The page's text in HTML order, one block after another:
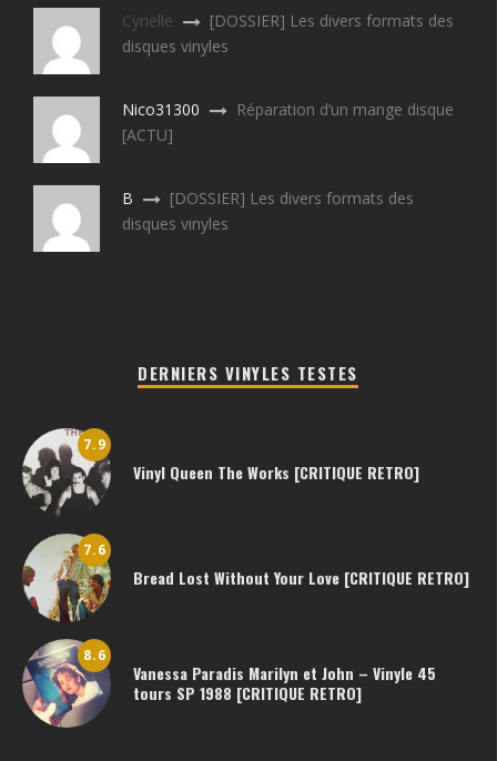
Cyrielle
[DOSSIER] Les divers formats des
disques vinyles
Nico31300
Réparation d’un mange disque
[ACTU]
B
[DOSSIER] Les divers formats des
disques vinyles
DERNIERS VINYLES TESTES
7.9
Vinyl Queen The Works [CRITIQUE RETRO]
7.6
Bread Lost Without Your Love [CRITIQUE RETRO]
8.6
Vanessa Paradis Marilyn et John – Vinyle 45
tours SP 1988 [CRITIQUE RETRO]